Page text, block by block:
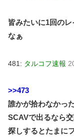
皆みたいに1回の
なぁ
481: タルコフ速報
>>473
誰かが拾わなかっ
SCAVで出るなら
探しするとたまに